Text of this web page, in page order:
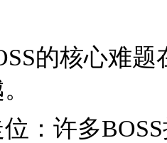
的核心难
：许多